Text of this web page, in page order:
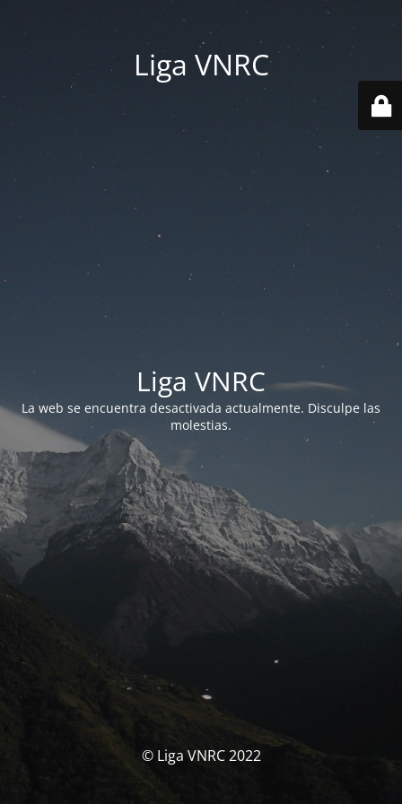
Liga VNRC
Liga VNRC
La web se encuentra desactivada actualmente. Disculpe las
molestias.
© Liga VNRC 2022